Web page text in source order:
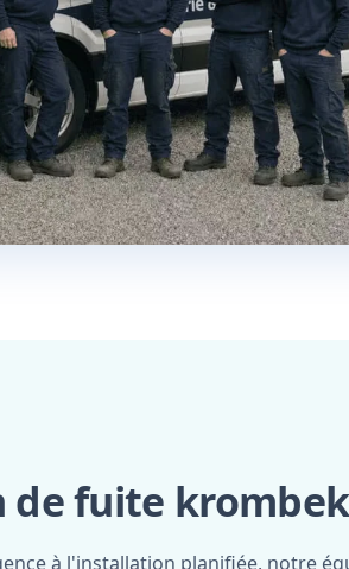
de fuite
à l'installation planifiée, notre